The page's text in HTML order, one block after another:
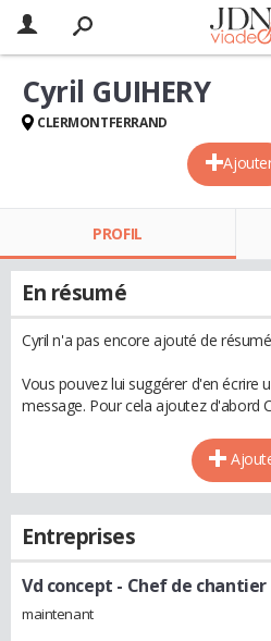
Cyril GUIHERY
CLERMONTFERRAND
PROFIL
En résumé
Cyril n'a pas encore ajouté de
Vous pouvez lui suggérer d'en écrire
message. Pour cela ajoutez d'abord
Entreprises
Vd concept - Chef de chantier
maintenant